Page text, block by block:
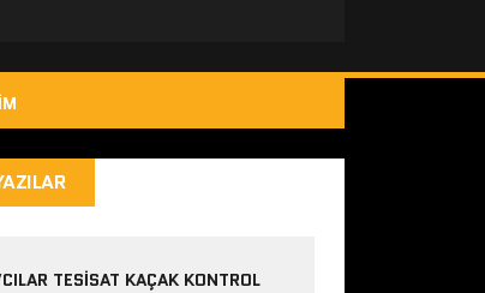
TESISAT KAÇAK KONTROL